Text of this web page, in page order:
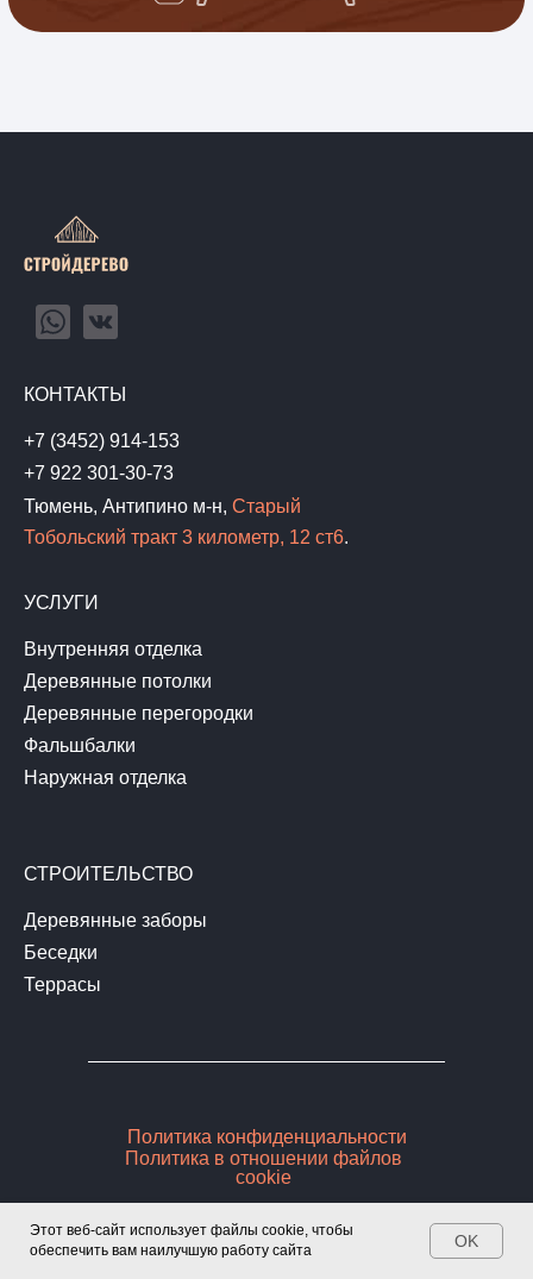
Этот веб-сайт использует файлы cookie, чтобы
обеспечить вам наилучшую работу сайта
OK
Деревянные потолки
Внутренняя отделка
Наружная отделка
Деревянные перегородки
Деревянные заборы
Фальшбалки
Беседки
Террасы
+7 922 301-30-73
Политика конфиденциальности
Политика в отношении файлов
cookie
+7 (3452) 914-153
УСЛУГИ
Тюмень, Антипино м-н, Старый
Тобольский тракт 3 километр, 12 ст6.
СТРОИТЕЛЬСТВО
КОНТАКТЫ
© Все права защищены 2023 - 2025